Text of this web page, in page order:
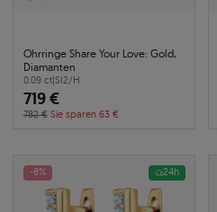
Ohrringe Share Your Love: Gold,
Diamanten
0.09 ct|SI2/H
719 €
782 € Sie sparen 63 €
-8% 24h